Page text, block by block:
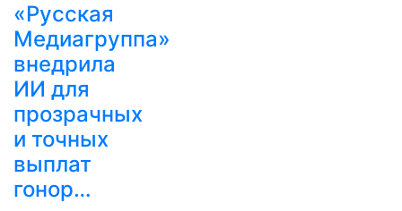
«Русская
Медиагруппа»
внедрила
ИИ для
прозрачных
и точных
выплат
гонор…